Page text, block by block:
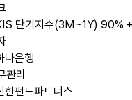
단기지수(3M~1Y) 90%
나은행
관리
한펀드파트너스